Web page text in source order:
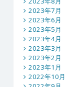
2023年7月
2023年6月
2023年5月
2023年4月
2023年3月
2023年2月
2023年1月
2022年10月